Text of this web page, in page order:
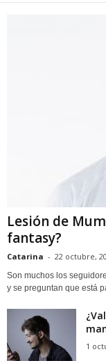
Lesión de
fantasy?
Catarina - 22 octubre,
Son muchos los
y se preguntan que está
1